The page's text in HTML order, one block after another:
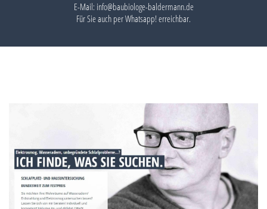
E-Mail: info@baubiologe-baldermann.de
Für Sie auch perWhatsapp!erreichbar.